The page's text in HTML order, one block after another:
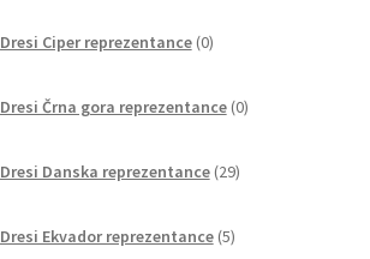
Dresi Ciper reprezentance 0izdelkov
Dresi Črna gora reprezentance 0izdelkov
Dresi Danska reprezentance 29izdelkov
Dresi Ekvador reprezentance 5izdelkov